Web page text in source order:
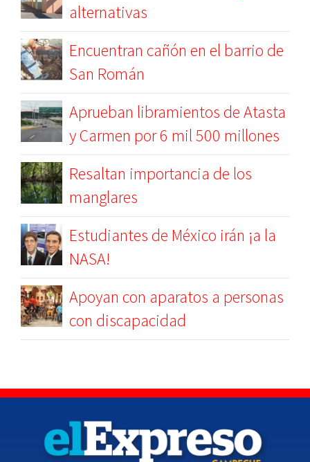
alternativas
Encuentran cañón en el barrio de
San Román
Aprueban libramientos de Atasta
y Carmen por 6 mil 500 millones
Resaltan importancia de los
manglares
Estudiantes de México irán ¡a la
NASA!
Apoyan con aparatos a personas
con discapacidad